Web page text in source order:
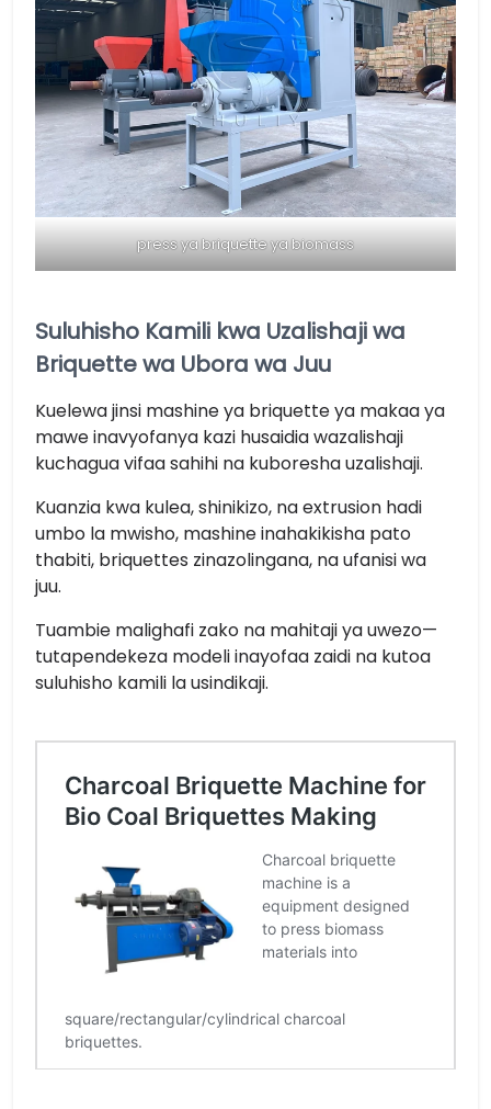
press ya briquette ya biomass
Suluhisho Kamili kwa Uzalishaji wa
Briquette wa Ubora wa Juu
Kuelewa jinsi mashine ya briquette ya makaa ya
mawe inavyofanya kazi husaidia wazalishaji
kuchagua vifaa sahihi na kuboresha uzalishaji.
Kuanzia kwa kulea, shinikizo, na extrusion hadi
umbo la mwisho, mashine inahakikisha pato
thabiti, briquettes zinazolingana, na ufanisi wa
juu.
Tuambie malighafi zako na mahitaji ya uwezo—
tutapendekeza modeli inayofaa zaidi na kutoa
suluhisho kamili la usindikaji.